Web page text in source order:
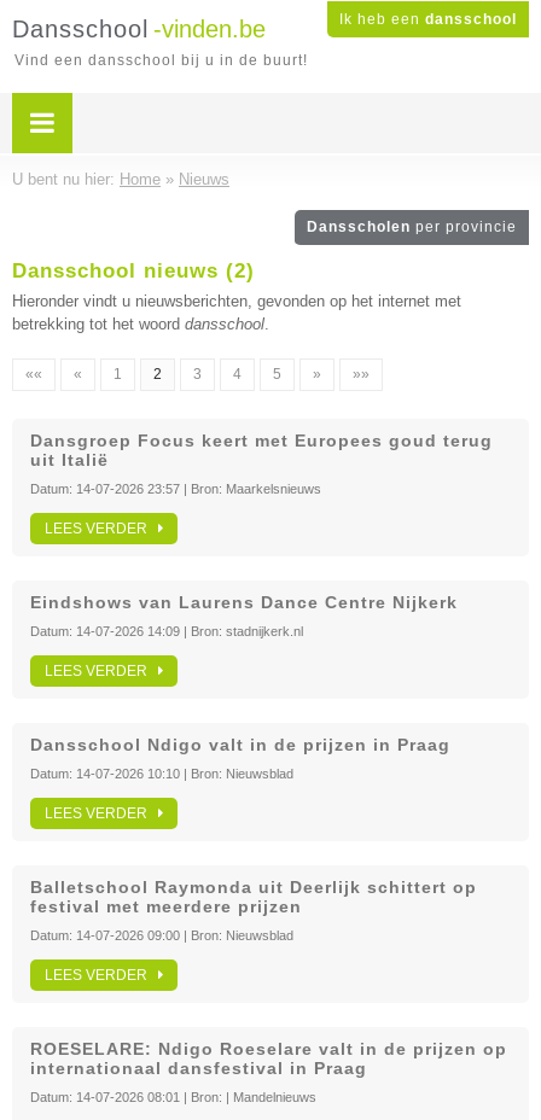
Ik heb een dansschool
Dansschool -vinden.be
Vind een dansschool bij u in de buurt!
U bent nu hier: Home » Nieuws
Dansscholen per provincie
Dansschool nieuws (2)
Hieronder vindt u nieuwsberichten, gevonden op het internet met
betrekking tot het woord dansschool.
«« « 1 2 3 4 5 » »»
Dansgroep Focus keert met Europees goud terug
uit Italië
Datum: 14-07-2026 23:57 | Bron: Maarkelsnieuws
LEES VERDER
Eindshows van Laurens Dance Centre Nijkerk
Datum: 14-07-2026 14:09 | Bron: stadnijkerk.nl
LEES VERDER
Dansschool Ndigo valt in de prijzen in Praag
Datum: 14-07-2026 10:10 | Bron: Nieuwsblad
LEES VERDER
Balletschool Raymonda uit Deerlijk schittert op
festival met meerdere prijzen
Datum: 14-07-2026 09:00 | Bron: Nieuwsblad
LEES VERDER
ROESELARE: Ndigo Roeselare valt in de prijzen op
internationaal dansfestival in Praag
Datum: 14-07-2026 08:01 | Bron: | Mandelnieuws